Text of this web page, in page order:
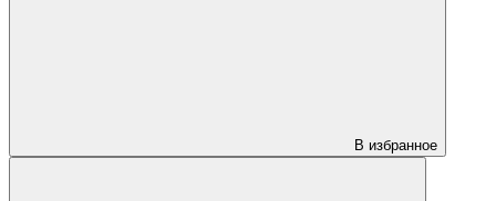
В избранное